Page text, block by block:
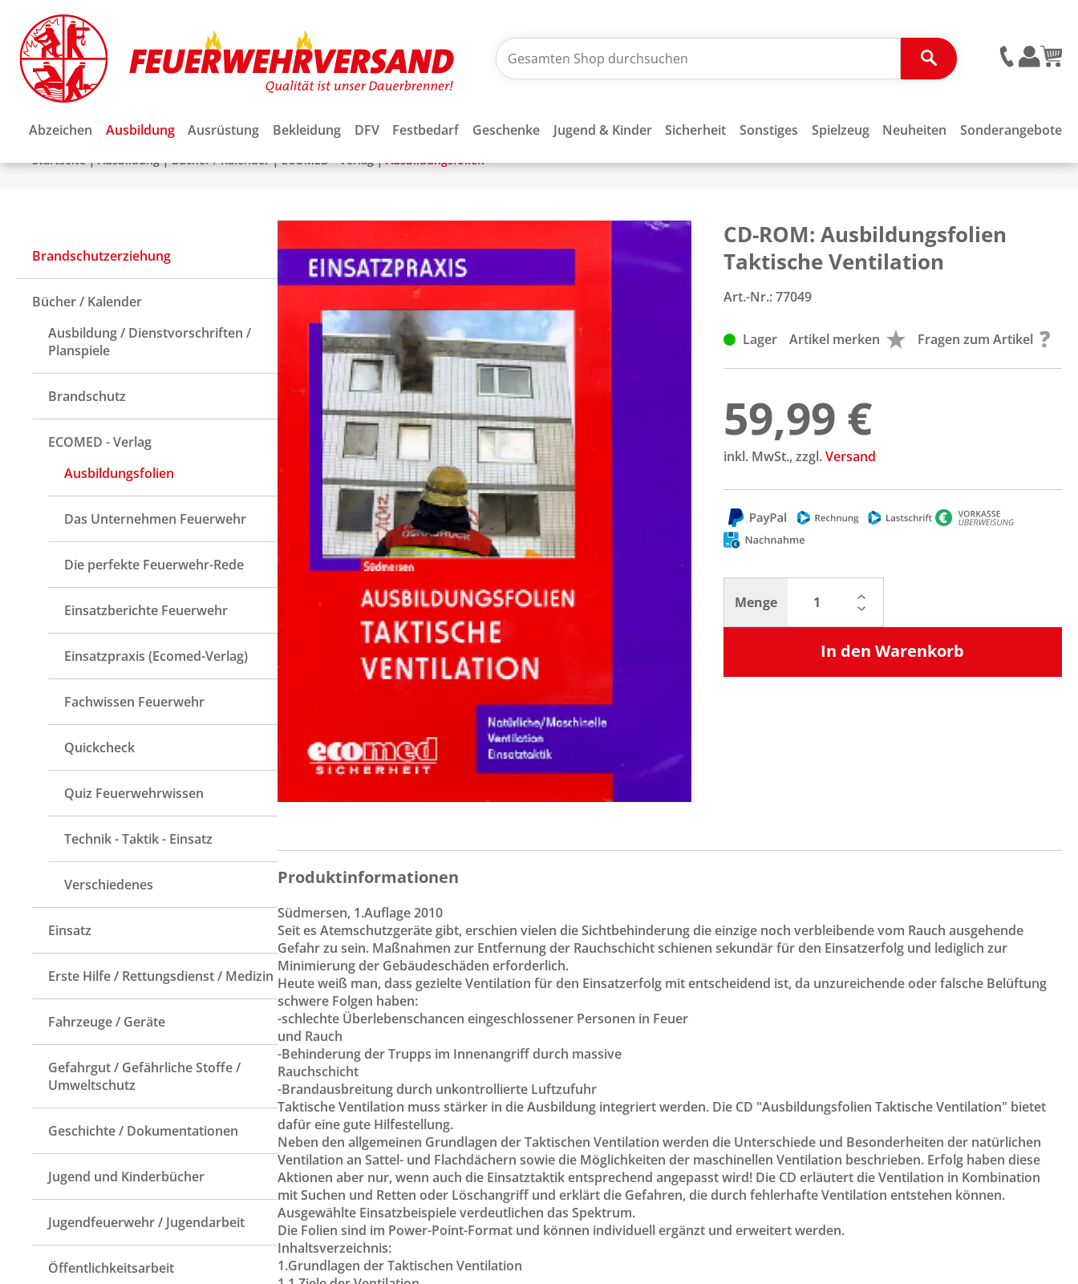
Abzeichen Ausbildung Ausrüstung Bekleidung DFV Festbedarf Geschenke Jugend & Kinder Sicherheit Sonstiges Spielzeug Neuheiten Sonderangebote
Startseite|Ausbildung|Bücher / Kalender|ECOMED - Verlag|Ausbildungsfolien
Brandschutzerziehung
Bücher / Kalender
Ausbildung / Dienstvorschriften /
Planspiele
Brandschutz
ECOMED - Verlag
Ausbildungsfolien
Das Unternehmen Feuerwehr
Die perfekte Feuerwehr-Rede
Einsatzberichte Feuerwehr
Einsatzpraxis (Ecomed-Verlag)
Fachwissen Feuerwehr
Quickcheck
Quiz Feuerwehrwissen
Technik - Taktik - Einsatz
Verschiedenes
Einsatz
Erste Hilfe / Rettungsdienst / Medizin
Fahrzeuge / Geräte
Gefahrgut / Gefährliche Stoffe /
Umweltschutz
Geschichte / Dokumentationen
Jugend und Kinderbücher
Jugendfeuerwehr / Jugendarbeit
Öffentlichkeitsarbeit
CD-ROM: Ausbildungsfolien
Taktische Ventilation
Art.-Nr.:77049
Lager Artikel merken Fragen zum Artikel
59,99 €
inkl. MwSt., zzgl.Versand
Menge
In den Warenkorb
Produktinformationen
Südmersen, 1.Auflage 2010
Seit es Atemschutzgeräte gibt, erschien vielen die Sichtbehinderung die einzige noch verbleibende vom Rauch ausgehende
Gefahr zu sein. Maßnahmen zur Entfernung der Rauchschicht schienen sekundär für den Einsatzerfolg und lediglich zur
Minimierung der Gebäudeschäden erforderlich.
Heute weiß man, dass gezielte Ventilation für den Einsatzerfolg mit entscheidend ist, da unzureichende oder falsche Belüftung
schwere Folgen haben:
-schlechte Überlebenschancen eingeschlossener Personen in Feuer
und Rauch
-Behinderung der Trupps im Innenangriff durch massive
Rauchschicht
-Brandausbreitung durch unkontrollierte Luftzufuhr
Taktische Ventilation muss stärker in die Ausbildung integriert werden. Die CD "Ausbildungsfolien Taktische Ventilation" bietet
dafür eine gute Hilfestellung.
Neben den allgemeinen Grundlagen der Taktischen Ventilation werden die Unterschiede und Besonderheiten der natürlichen
Ventilation an Sattel- und Flachdächern sowie die Möglichkeiten der maschinellen Ventilation beschrieben. Erfolg haben diese
Aktionen aber nur, wenn auch die Einsatztaktik entsprechend angepasst wird! Die CD erläutert die Ventilation in Kombination
mit Suchen und Retten oder Löschangriff und erklärt die Gefahren, die durch fehlerhafte Ventilation entstehen können.
Ausgewählte Einsatzbeispiele verdeutlichen das Spektrum.
Die Folien sind im Power-Point-Format und können individuell ergänzt und erweitert werden.
Inhaltsverzeichnis:
1.Grundlagen der Taktischen Ventilation